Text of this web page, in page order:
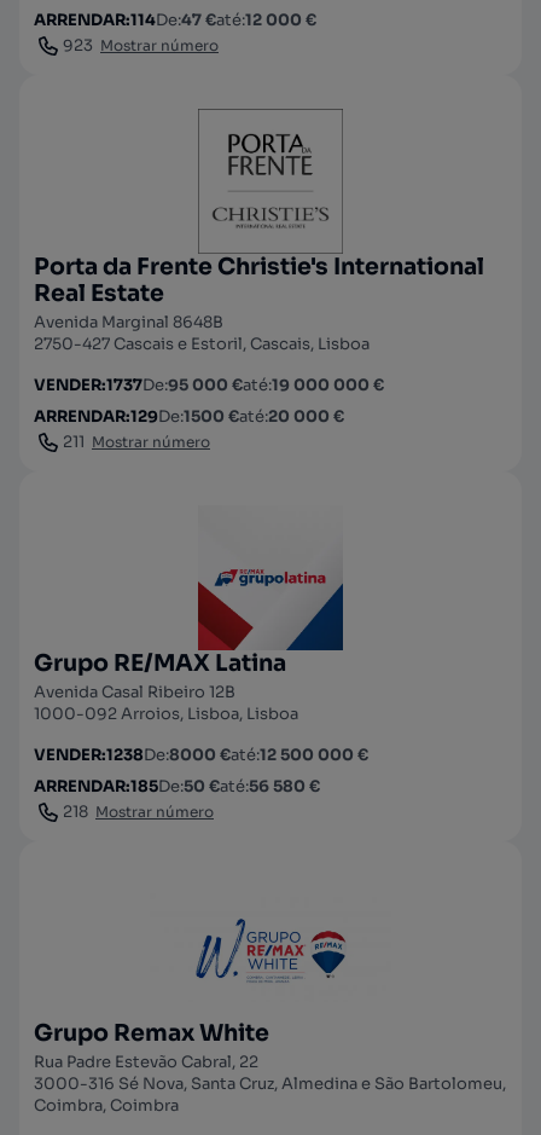
ARRENDAR:114De:47 €até:12 000 €
923 Mostrar número
Porta da Frente Christie's International
Real Estate
Avenida Marginal 8648B
2750-427 Cascais e Estoril, Cascais, Lisboa
VENDER:1737De:95 000 €até:19 000 000 €
ARRENDAR:129De:1500 €até:20 000 €
211 Mostrar número
Grupo RE/MAX Latina
Avenida Casal Ribeiro 12B
1000-092 Arroios, Lisboa, Lisboa
VENDER:1238De:8000 €até:12 500 000 €
ARRENDAR:185De:50 €até:56 580 €
218 Mostrar número
Grupo Remax White
Rua Padre Estevão Cabral, 22
3000-316 Sé Nova, Santa Cruz, Almedina e São Bartolomeu,
Coimbra, Coimbra